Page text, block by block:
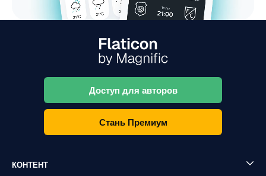
Доступ для авторов
Стань Премиум
КОНТЕНТ